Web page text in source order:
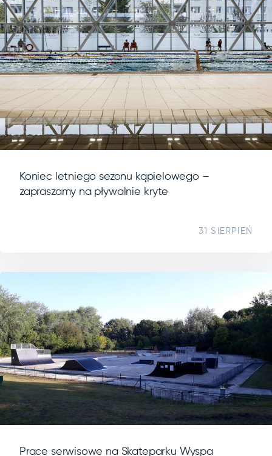
Koniec letniego sezonu kąpielowego –
zapraszamy na pływalnie kryte
31 SIERPIEŃ
Prace serwisowe na Skateparku Wyspa